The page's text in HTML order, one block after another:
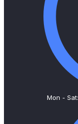
Mon -